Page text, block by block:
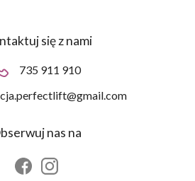
się z nami
735 911 910
nas na